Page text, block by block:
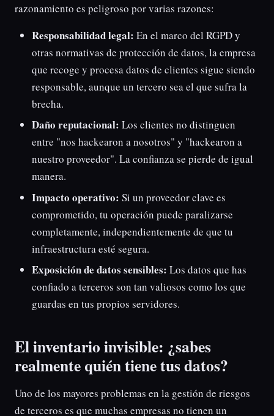
razonamiento es peligroso por varias razones:
Responsabilidad legal: En el marco del RGPD y
otras normativas de protección de datos, la empresa
que recoge y procesa datos de clientes sigue siendo
responsable, aunque un tercero sea el que sufra la
brecha.
Daño reputacional: Los clientes no distinguen
entre "nos hackearon a nosotros" y "hackearon a
nuestro proveedor". La confianza se pierde de igual
manera.
Impacto operativo: Si un proveedor clave es
comprometido, tu operación puede paralizarse
completamente, independientemente de que tu
infraestructura esté segura.
Exposición de datos sensibles: Los datos que has
confiado a terceros son tan valiosos como los que
guardas en tus propios servidores.
El inventario invisible: ¿sabes
realmente quién tiene tus datos?
Uno de los mayores problemas en la gestión de riesgos
de terceros es que muchas empresas no tienen un